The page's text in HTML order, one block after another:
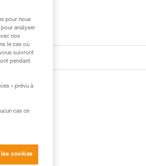
pour nous
analyser
nos
le cas où
suivront
pendant
» prévu à
cas ce
cookies